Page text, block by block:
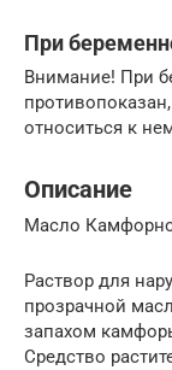
При
Внимание! При
относиться к
Описание
Масло
Раствор для
прозрачной
запахом
Средство